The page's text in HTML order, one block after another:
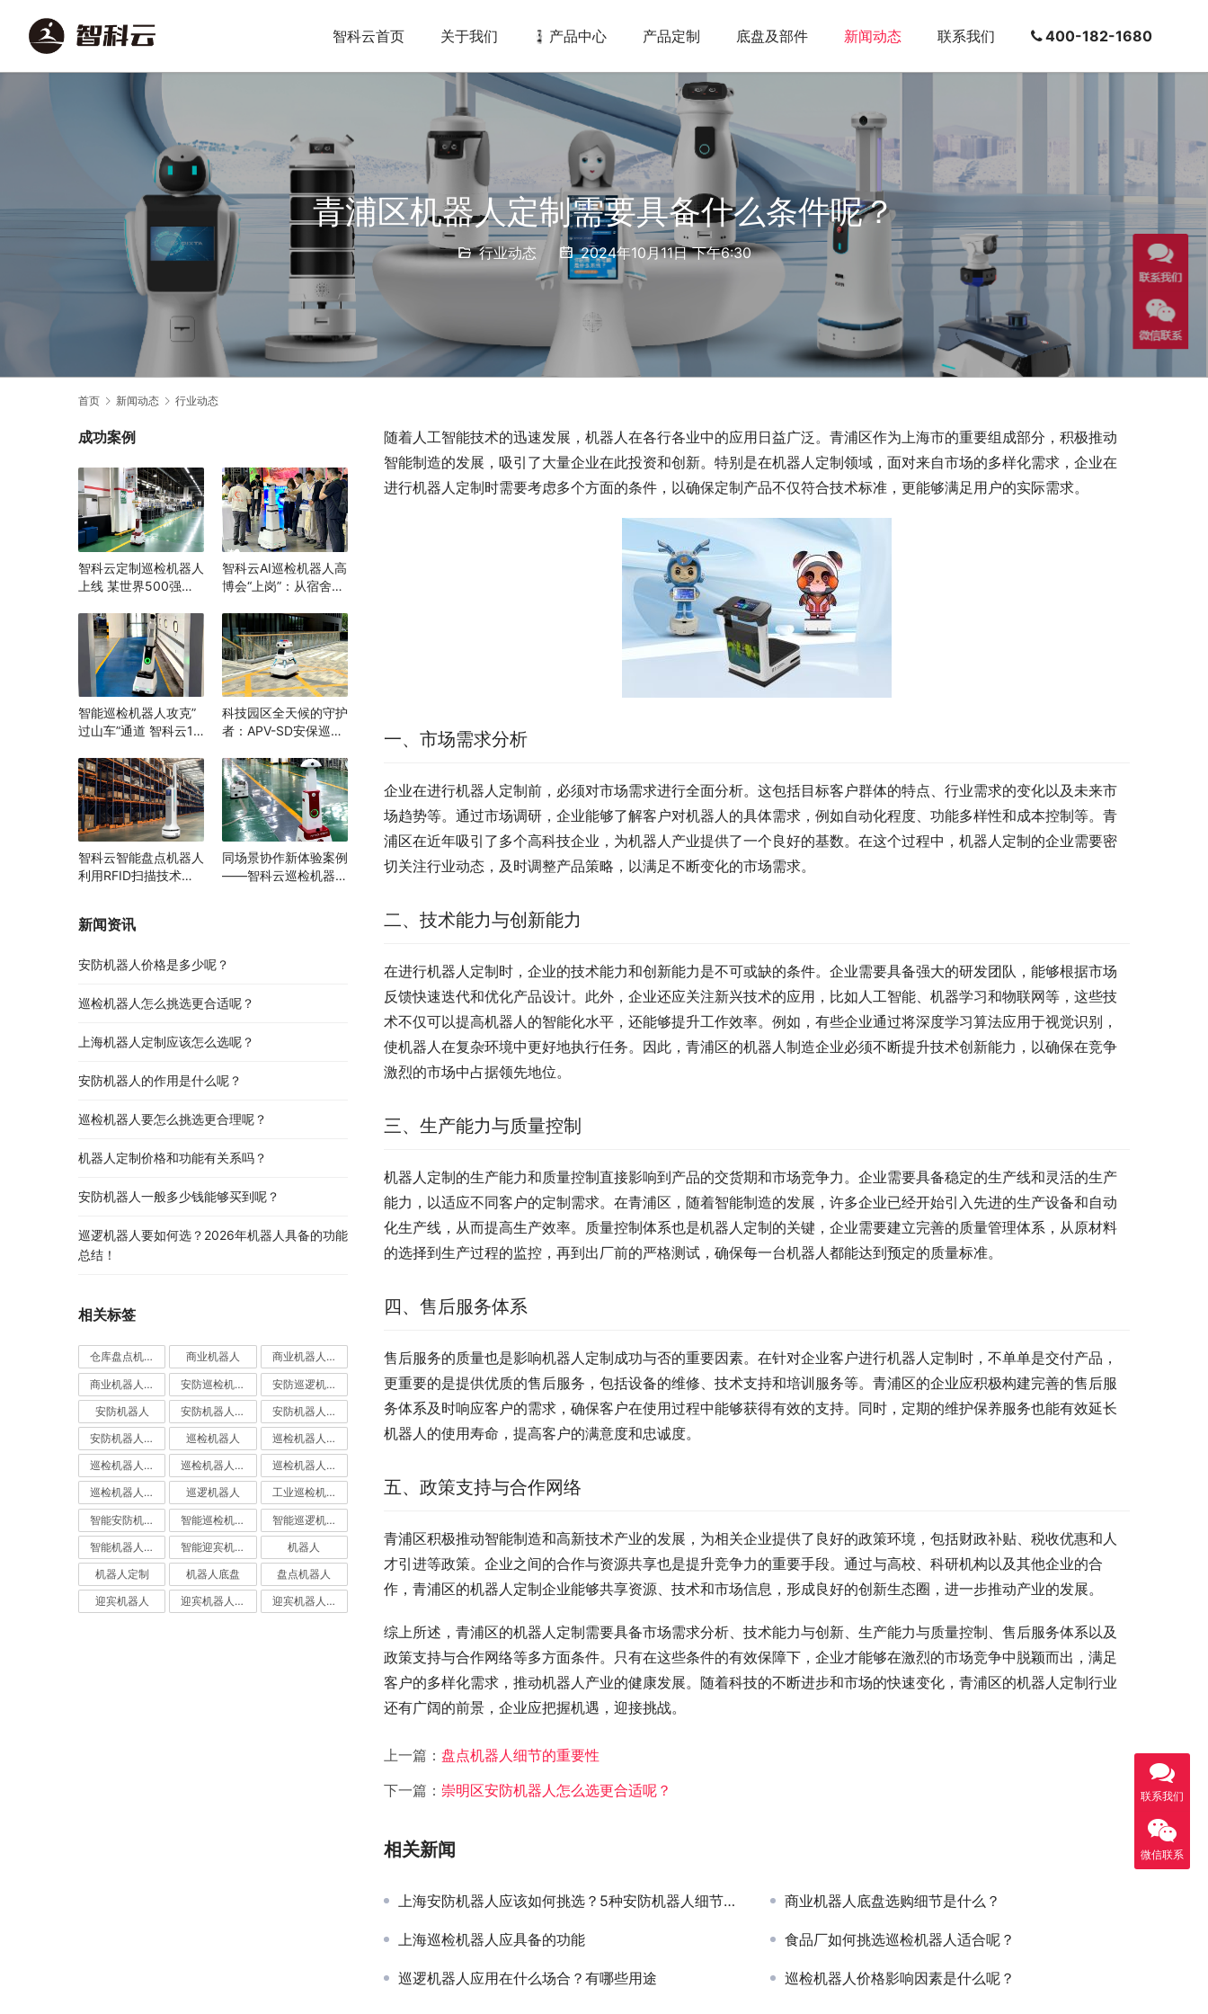
智科云首页 关于我们 产品中心 产品定制 底盘及部件 新闻动态 联系我们 400-182-1680
青浦区机器人定制需要具备什么条件呢？
行业动态 2024年10月11日 下午6:30
首页 新闻动态 行业动态
随着人工智能技术的迅速发展，机器人在各行各业中的应用日益广泛。青浦区作为上海市的重要组成部分，积极推动
智能制造的发展，吸引了大量企业在此投资和创新。特别是在机器人定制领域，面对来自市场的多样化需求，企业在
进行机器人定制时需要考虑多个方面的条件，以确保定制产品不仅符合技术标准，更能够满足用户的实际需求。
一、市场需求分析
企业在进行机器人定制前，必须对市场需求进行全面分析。这包括目标客户群体的特点、行业需求的变化以及未来市
场趋势等。通过市场调研，企业能够了解客户对机器人的具体需求，例如自动化程度、功能多样性和成本控制等。青
浦区在近年吸引了多个高科技企业，为机器人产业提供了一个良好的基数。在这个过程中，机器人定制的企业需要密
切关注行业动态，及时调整产品策略，以满足不断变化的市场需求。
二、技术能力与创新能力
在进行机器人定制时，企业的技术能力和创新能力是不可或缺的条件。企业需要具备强大的研发团队，能够根据市场
反馈快速迭代和优化产品设计。此外，企业还应关注新兴技术的应用，比如人工智能、机器学习和物联网等，这些技
术不仅可以提高机器人的智能化水平，还能够提升工作效率。例如，有些企业通过将深度学习算法应用于视觉识别，
使机器人在复杂环境中更好地执行任务。因此，青浦区的机器人制造企业必须不断提升技术创新能力，以确保在竞争
激烈的市场中占据领先地位。
三、生产能力与质量控制
机器人定制的生产能力和质量控制直接影响到产品的交货期和市场竞争力。企业需要具备稳定的生产线和灵活的生产
能力，以适应不同客户的定制需求。在青浦区，随着智能制造的发展，许多企业已经开始引入先进的生产设备和自动
化生产线，从而提高生产效率。质量控制体系也是机器人定制的关键，企业需要建立完善的质量管理体系，从原材料
的选择到生产过程的监控，再到出厂前的严格测试，确保每一台机器人都能达到预定的质量标准。
四、售后服务体系
售后服务的质量也是影响机器人定制成功与否的重要因素。在针对企业客户进行机器人定制时，不单单是交付产品，
更重要的是提供优质的售后服务，包括设备的维修、技术支持和培训服务等。青浦区的企业应积极构建完善的售后服
务体系及时响应客户的需求，确保客户在使用过程中能够获得有效的支持。同时，定期的维护保养服务也能有效延长
机器人的使用寿命，提高客户的满意度和忠诚度。
五、政策支持与合作网络
青浦区积极推动智能制造和高新技术产业的发展，为相关企业提供了良好的政策环境，包括财政补贴、税收优惠和人
才引进等政策。企业之间的合作与资源共享也是提升竞争力的重要手段。通过与高校、科研机构以及其他企业的合
作，青浦区的机器人定制企业能够共享资源、技术和市场信息，形成良好的创新生态圈，进一步推动产业的发展。
综上所述，青浦区的机器人定制需要具备市场需求分析、技术能力与创新、生产能力与质量控制、售后服务体系以及
政策支持与合作网络等多方面条件。只有在这些条件的有效保障下，企业才能够在激烈的市场竞争中脱颖而出，满足
客户的多样化需求，推动机器人产业的健康发展。随着科技的不断进步和市场的快速变化，青浦区的机器人定制行业
还有广阔的前景，企业应把握机遇，迎接挑战。
上一篇： 盘点机器人细节的重要性
下一篇： 崇明区安防机器人怎么选更合适呢？
相关新闻
上海安防机器人应该如何挑选？5种安防机器人细节选择 商业机器人底盘选购细节是什么？
上海巡检机器人应具备的功能 食品厂如何挑选巡检机器人适合呢？
巡逻机器人应用在什么场合？有哪些用途 巡检机器人价格影响因素是什么呢？
成功案例
智科云定制巡检机器人
上线 某世界500强企
隐患，辅助生产管理
智科云AI巡检机器人高
博会“上岗”：从宿舍到
完“最后一公里”
智能巡检机器人攻克”
过山车”通道 智科云1.8
打造安全生产新范例
科技园区全天候的守护
者：APV-SD安保巡逻
智科云智能盘点机器人
利用RFID扫描技术助
同场景协作新体验案例
——智科云巡检机器人
新闻资讯
安防机器人价格是多少呢？
巡检机器人怎么挑选更合适呢？
上海机器人定制应该怎么选呢？
安防机器人的作用是什么呢？
巡检机器人要怎么挑选更合理呢？
机器人定制价格和功能有关系吗？
安防机器人一般多少钱能够买到呢？
巡逻机器人要如何选？2026年机器人具备的功能
总结！
相关标签
仓库盘点机器人 商业机器人 商业机器人底盘
商业机器人底盘公司 安防巡检机器人 安防巡逻机器人
安防机器人 安防机器人价格 安防机器人公司
安防机器人定制 巡检机器人 巡检机器人价格
巡检机器人公司 巡检机器人厂家 巡检机器人定制
巡检机器人应用 巡逻机器人 工业巡检机器人
智能安防机器人 智能巡检机器人 智能巡逻机器人
智能机器人定制 智能迎宾机器人 机器人
机器人定制 机器人底盘 盘点机器人
迎宾机器人 迎宾机器人价格 迎宾机器人公司
联系我们
微信联系